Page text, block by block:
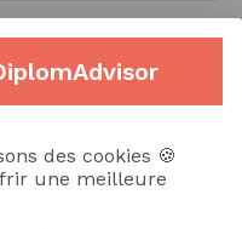
des cookies 🍪
une meilleure